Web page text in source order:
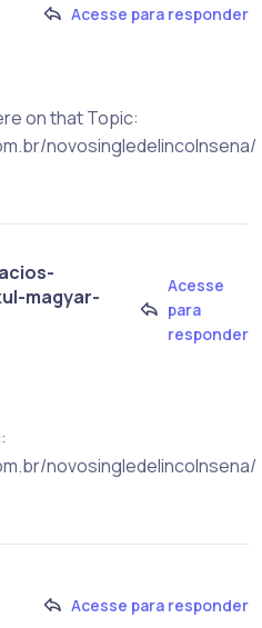
Acesse para responder
on that Topic:
novosingledelincolnsena/
magyar-
Acesse
para
responder
novosingledelincolnsena/
Acesse para responder